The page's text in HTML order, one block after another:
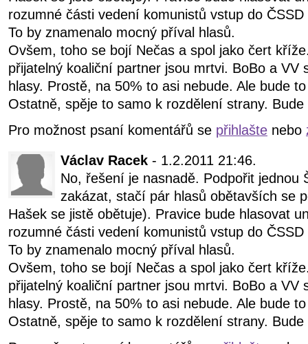
rozumné části vedení komunistů vstup do
To by znamenalo mocný příval hlasů.
Ovšem, toho se bojí Nečas a spol jako čert
přijatelný koaliční partner jsou mrtvi. BoBo a VV
hlasy. Prostě, na 50% to asi nebude. Ale bude
Ostatně, spěje to samo k rozdělení strany.
Pro možnost psaní komentářů se přihlašte nebo
Václav Racek - 1.2.2011 21:46.
No, řešení je nasnadě. Podpořit jednou
zakázat, stačí pár hlasů obětavších se
Hašek se jistě obětuje). Pravice bude hlasovat
rozumné části vedení komunistů vstup do
To by znamenalo mocný příval hlasů.
Ovšem, toho se bojí Nečas a spol jako čert
přijatelný koaliční partner jsou mrtvi. BoBo a VV
hlasy. Prostě, na 50% to asi nebude. Ale bude
Ostatně, spěje to samo k rozdělení strany.